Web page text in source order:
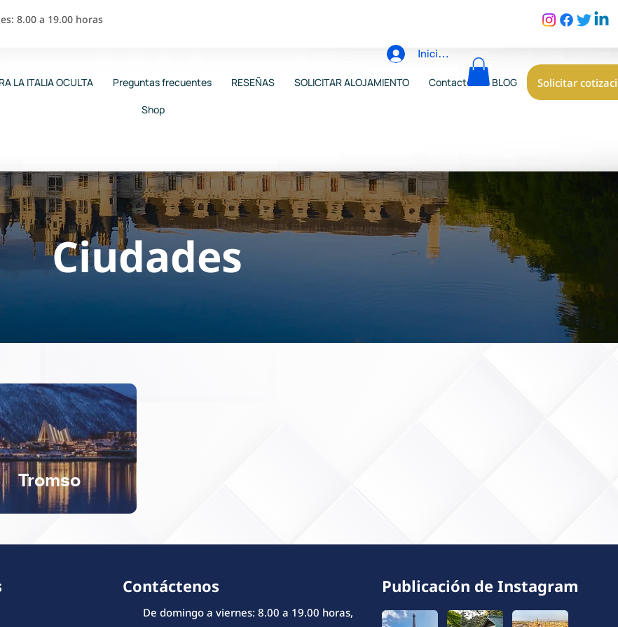
8.00 a 19.00 horas
LA ITALIA OCULTA Preguntas frecuentes RESEÑAS SOLICITAR ALOJAMIENTO Contacto BLOG
Shop
Solicitar
Iniciar sesión
Ciudades
Tromso
Contáctenos
De domingo a viernes: 8.00 a 19.00 horas,
Publicación de Instagram